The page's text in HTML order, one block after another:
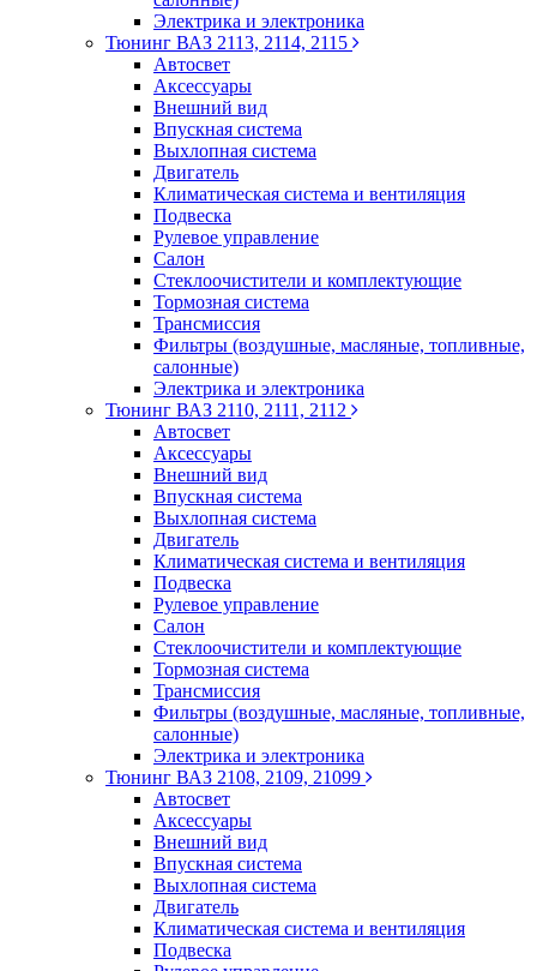
Электрика и электроника
Тюнинг ВАЗ 2113, 2114, 2115
Автосвет
Аксессуары
Внешний вид
Впускная система
Выхлопная система
Двигатель
Климатическая система и вентиляция
Подвеска
Рулевое управление
Салон
Стеклоочистители и комплектующие
Тормозная система
Трансмиссия
Фильтры (воздушные, масляные, топливные,
салонные)
Электрика и электроника
Тюнинг ВАЗ 2110, 2111, 2112
Автосвет
Аксессуары
Внешний вид
Впускная система
Выхлопная система
Двигатель
Климатическая система и вентиляция
Подвеска
Рулевое управление
Салон
Стеклоочистители и комплектующие
Тормозная система
Трансмиссия
Фильтры (воздушные, масляные, топливные,
салонные)
Электрика и электроника
Тюнинг ВАЗ 2108, 2109, 21099
Автосвет
Аксессуары
Внешний вид
Впускная система
Выхлопная система
Двигатель
Климатическая система и вентиляция
Подвеска